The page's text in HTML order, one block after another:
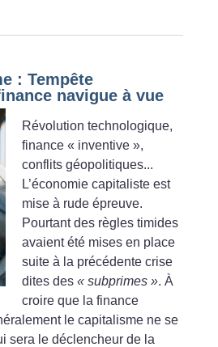
: Tempête
navigue à vue
Révolution technologique,
finance « inventive »,
conflits géopolitiques...
L’économie capitaliste est
mise à rude épreuve.
Pourtant des règles timides
avaient été mises en place
suite à la précédente crise
dites des« subprimes ». À
croire que la finance
le capitalisme ne se
sera le déclencheur de la